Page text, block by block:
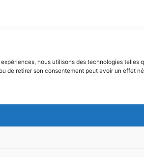
nous utilisons des technologies
de retirer son consentement peut avoir un effet